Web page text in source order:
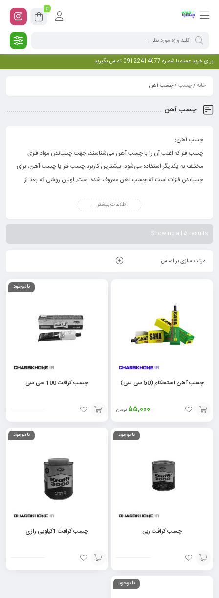
0
برای خرید عمده با شماره 09122414677 تماس بگیرید
خانه/چسب/ چسب آهن
چسب آهن
چسب آهن:
چسب فلز که اغلب آن را با چسب آهن می‌شناسند، جهت چسباندن مواد فلزی
مختلف به یکدیگر استفاده می‌شود. بیشترین کاربرد چسب فلز یا چسب آهن، برای
چسباندن فلزات است که چسب آهن معروف شده است. اولین روشی که بعد از
باشد اما یک روش راحت‌تر نیز وجود دارد که آن چسب آهن است. بسیاری از اقلام
اندک در هرجایی تعمیر و درست کرد.
اطلاعات بیشتر ...
Showing all 5 results
مرتب سازی بر اساس
چسب آهن استحکام (50 سی سی)
55,000 تومان
افزودن
ناموجود
چسب کرافت 100 سی سی
افزودن
ناموجود
چسب کرافت ربی
افزودن
ناموجود
چسب کرافت 1کیلویی رازی
افزودن
ناموجود